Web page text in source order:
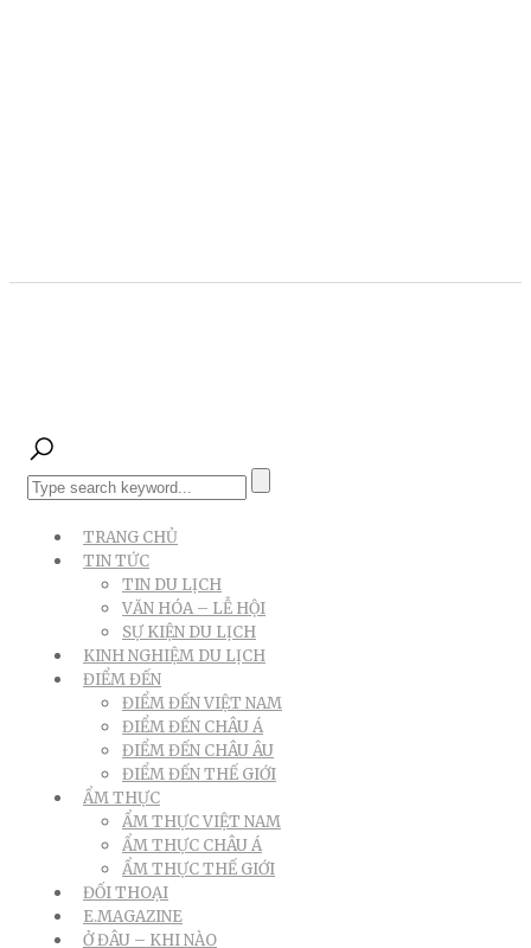
TRANG CHỦ
TIN TỨC
TIN DU LỊCH
VĂN HÓA – LỄ HỘI
SỰ KIỆN DU LỊCH
KINH NGHIỆM DU LỊCH
ĐIỂM ĐẾN
ĐIỂM ĐẾN VIỆT NAM
ĐIỂM ĐẾN CHÂU Á
ĐIỂM ĐẾN CHÂU ÂU
ĐIỂM ĐẾN THẾ GIỚI
ẨM THỰC
ẨM THỰC VIỆT NAM
ẨM THỰC CHÂU Á
ẨM THỰC THẾ GIỚI
ĐỐI THOẠI
E.MAGAZINE
Ở ĐÂU – KHI NÀO